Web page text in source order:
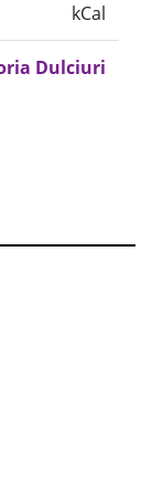
kCal
Dulciuri